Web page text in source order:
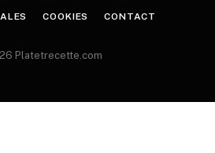
COOKIES CONTACT
Platetrecette.com